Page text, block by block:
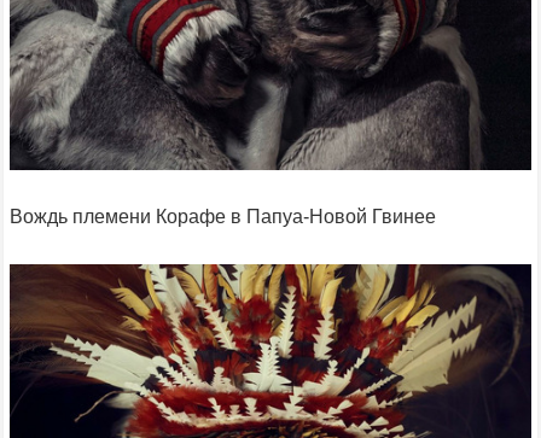
Вождь племени Корафе в Папуа-Новой Гвинее